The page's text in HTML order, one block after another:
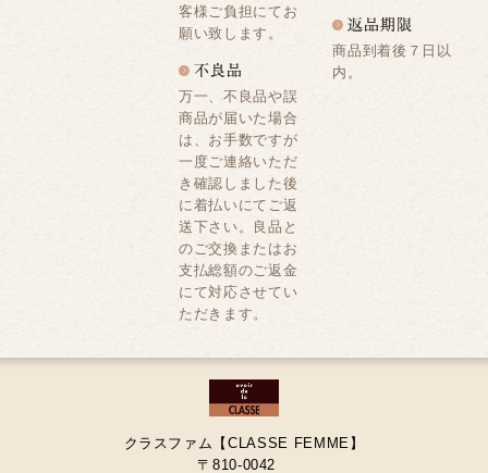
客様ご負担にてお
願い致します。
万一、不良品や誤
商品が届いた場合
は、お手数ですが
一度ご連絡いただ
き確認しました後
に着払いにてご返
送下さい。良品と
のご交換またはお
支払総額のご返金
にて対応させてい
ただきます。
商品到着後７日以
内。
クラスファム【CLASSE FEMME】
〒810-0042